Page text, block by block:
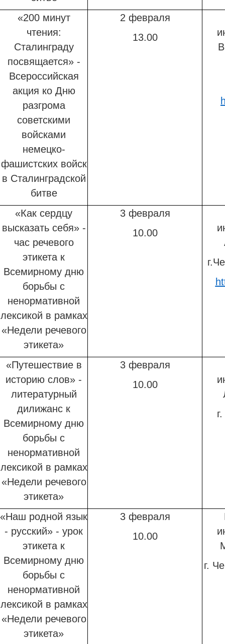
«200 минут
чтения:
Сталинграду
посвящается» -
Всероссийская
акция ко Дню
разгрома
советскими
войсками
немецко-
фашистских войск
в Сталинградской
битве
2 февраля
13.00
«Как сердцу
высказать себя» -
час речевого
этикета к
Всемирному дню
борьбы с
ненормативной
лексикой в рамках
«Недели речевого
этикета»
3 февраля
10.00
«Путешествие в
историю слов» -
литературный
дилижанс к
Всемирному дню
борьбы с
ненормативной
лексикой в рамках
«Недели речевого
этикета»
3 февраля
10.00
«Наш родной язык
- русский» - урок
этикета к
Всемирному дню
борьбы с
ненормативной
лексикой в рамках
«Недели речевого
этикета»
3 февраля
10.00
г.